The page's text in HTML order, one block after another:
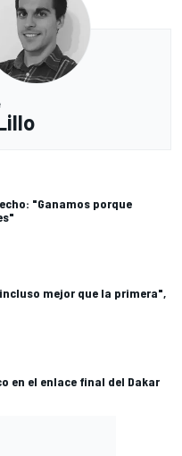
"Ganamos porque
mejor que la primera",
en el enlace final del Dakar